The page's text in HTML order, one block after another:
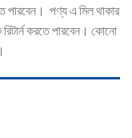
পারবেন। পণ্য এ মিল থাকার
করতে পারবেন। কোনো